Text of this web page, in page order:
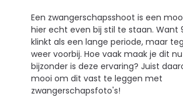
Een zwangerschapsshoot is een
hier echt even bij stil te staan. Want
klinkt als een lange periode, maar
weer voorbij. Hoe vaak maak je dit
bijzonder is deze ervaring? Juist
mooi om dit vast te leggen met
zwangerschapsfoto's!